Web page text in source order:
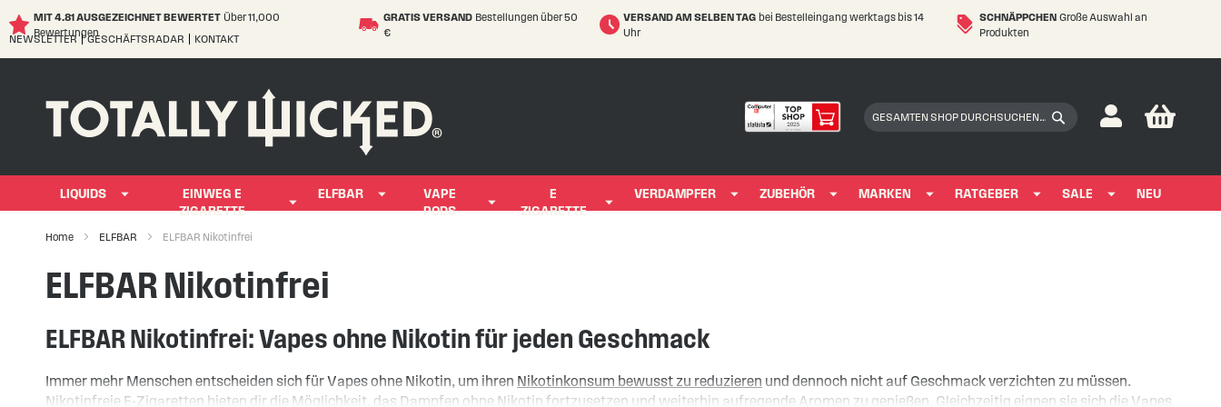
MIT 4.81 AUSGEZEICHNET BEWERTET Über 11,000
Bewertungen
GRATIS VERSAND Bestellungen über 50
€
VERSAND AM SELBEN TAG bei Bestelleingang werktags bis 14
Uhr
SCHNÄPPCHEN Große Auswahl an
Produkten
Skip
NEWSLETTER GESCHÄFTSRADAR KONTAKT
Suchen
My
LIQUIDS
EINWEG E
ZIGARETTE
ELFBAR
VAPE
PODS
E
ZIGARETTE
VERDAMPFER ZUBEHÖR MARKEN RATGEBER SALE NEU
Home ELFBAR ELFBAR Nikotinfrei
ELFBAR Nikotinfrei
ELFBAR Nikotinfrei: Vapes ohne Nikotin für jeden Geschmack
Immer mehr Menschen entscheiden sich für Vapes ohne Nikotin, um ihren Nikotinkonsum bewusst zu reduzieren und dennoch nicht auf Geschmack verzichten zu müssen.
Nikotinfreie E-Zigaretten bieten dir die Möglichkeit, das Dampfen ohne Nikotin fortzusetzen und weiterhin aufregende Aromen zu genießen. Gleichzeitig eignen sie sich die Vapes